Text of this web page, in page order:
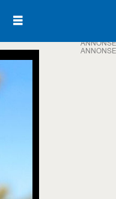
ANNONSE
ANNONSE